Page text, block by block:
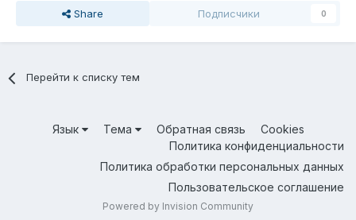
Share Подписчики 0
Перейти к списку тем
Язык Тема Обратная связь
Cookies
Политика конфиденциальности
Политика обработки персональных данных
Пользовательское соглашение
Powered by Invision Community